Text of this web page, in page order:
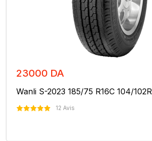
23000 DA
Wanli S-2023 185/75 R16C 104/102R
12 Avis